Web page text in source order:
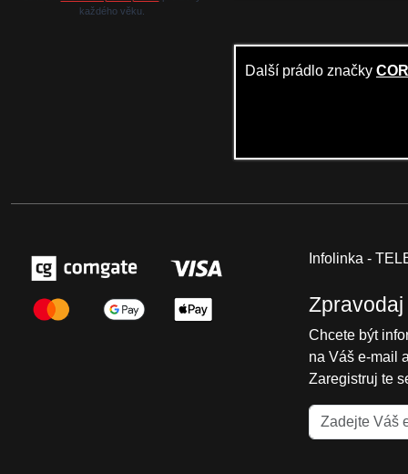
Další prádlo značky
každého věku.
Infolinka -
Zpravodaj
Chcete být
na Váš e-mail
Zaregistruj te